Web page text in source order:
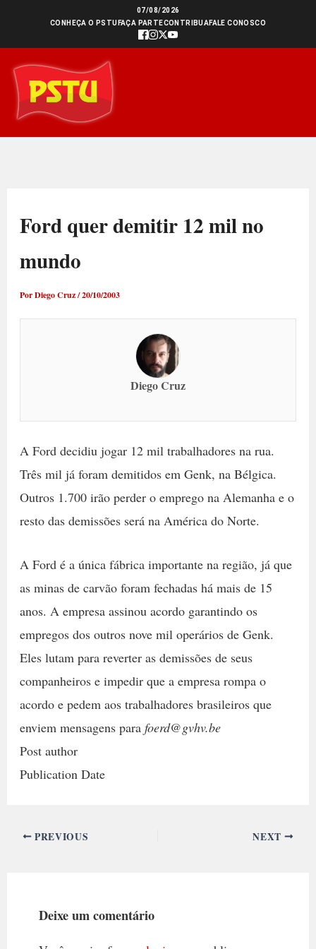
conteúdo
07/08/2026
CONHEÇA O PSTU FAÇA PARTECONTRIBUAFALE CONOSCO
Ford quer demitir 12 mil no
mundo
PorDiego Cruz/20/10/2003
Diego Cruz
A Ford decidiu jogar 12 mil trabalhadores na rua.
Três mil já foram demitidos em Genk, na Bélgica.
Outros 1.700 irão perder o emprego na Alemanha e o
resto das demissões será na América do Norte.
A Ford é a única fábrica importante na região, já que
as minas de carvão foram fechadas há mais de 15
anos. A empresa assinou acordo garantindo os
empregos dos outros nove mil operários de Genk.
Eles lutam para reverter as demissões de seus
companheiros e impedir que a empresa rompa o
acordo e pedem aos trabalhadores brasileiros que
enviem mensagens para foerd@gvhv.be
Post author
Publication Date
PREVIOUS NEXT
Deixe um comentário